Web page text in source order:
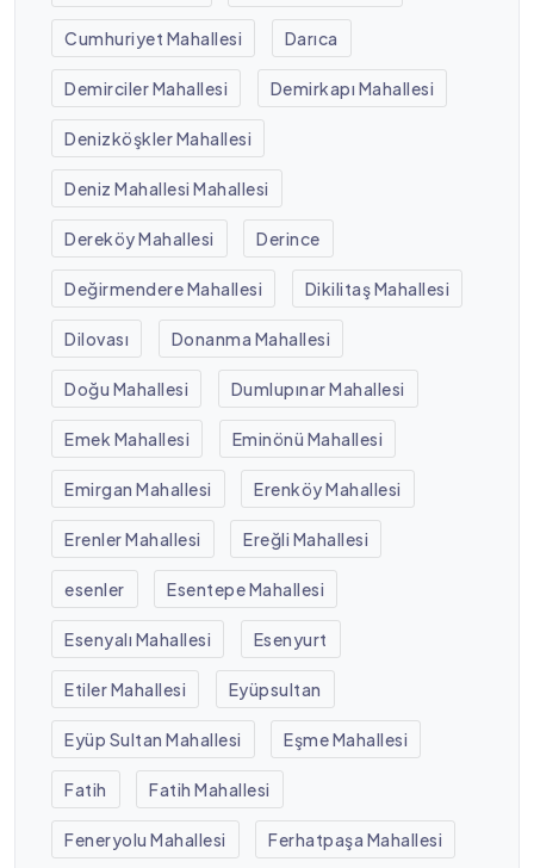
Cumhuriyet Mahallesi Darıca
Demirciler Mahallesi Demirkapı Mahallesi
Denizköşkler Mahallesi
Deniz Mahallesi Mahallesi
Dereköy Mahallesi Derince
Değirmendere Mahallesi Dikilitaş Mahallesi
Dilovası Donanma Mahallesi
Doğu Mahallesi Dumlupınar Mahallesi
Emek Mahallesi Eminönü Mahallesi
Emirgan Mahallesi Erenköy Mahallesi
Erenler Mahallesi Ereğli Mahallesi
esenler Esentepe Mahallesi
Esenyalı Mahallesi Esenyurt
Etiler Mahallesi Eyüpsultan
Eyüp Sultan Mahallesi Eşme Mahallesi
Fatih Fatih Mahallesi
Feneryolu Mahallesi Ferhatpaşa Mahallesi